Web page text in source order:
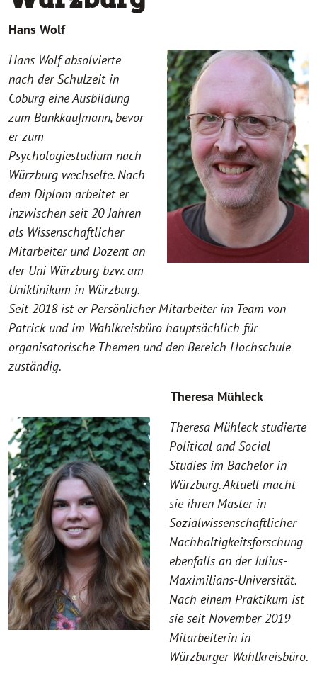
Hans Wolf
Hans Wolf absolvierte
nach der Schulzeit in
Coburg eine Ausbildung
zum Bankkaufmann, bevor
er zum
Psychologiestudium nach
Würzburg wechselte. Nach
dem Diplom arbeitet er
inzwischen seit 20 Jahren
als Wissenschaftlicher
Mitarbeiter und Dozent an
der Uni Würzburg bzw. am
Uniklinikum in Würzburg.
Seit 2018 ist er Persönlicher Mitarbeiter im Team von
Patrick und im Wahlkreisbüro hauptsächlich für
organisatorische Themen und den Bereich Hochschule
zuständig.
Theresa Mühleck
Theresa Mühleck studierte
Political and Social
Studies im Bachelor in
Würzburg. Aktuell macht
sie ihren Master in
Sozialwissenschaftlicher
Nachhaltigkeitsforschung
ebenfalls an der Julius-
Maximilians-Universität.
Nach einem Praktikum ist
sie seit November 2019
Mitarbeiterin in
Würzburger Wahlkreisbüro.